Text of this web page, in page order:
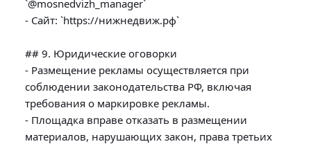
`@mosnedvizh_manager`
- Сайт: `https://нижнедвиж.рф`
## 9. Юридические оговорки
- Размещение рекламы осуществляется при
соблюдении законодательства РФ, включая
требования о маркировке рекламы.
- Площадка вправе отказать в размещении
материалов, нарушающих закон, права третьих